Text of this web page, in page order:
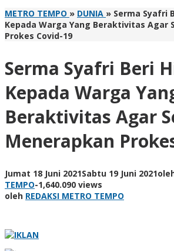
METRO TEMPO » DUNIA » Serma Syafri
Kepada Warga Yang Beraktivitas Agar
Prokes Covid-19
Serma Syafri Beri
Kepada Warga
Beraktivitas Agar
Menerapkan
Jumat 18 Juni 2021Sabtu 19 Juni 2021
TEMPO-1,640.090 views
oleh REDAKSI METRO TEMPO